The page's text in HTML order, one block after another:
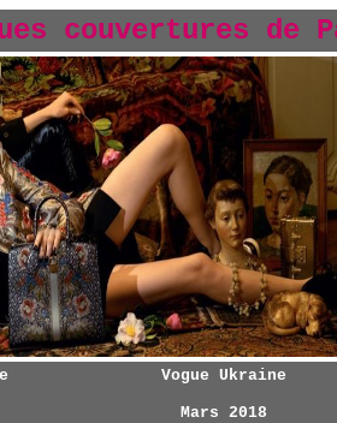
couvertures de
Vogue Ukraine
Mars 2018